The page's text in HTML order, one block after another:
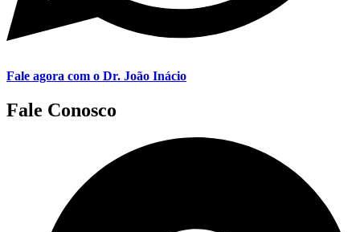
Fale agora com o Dr. João Inácio
Fale Conosco